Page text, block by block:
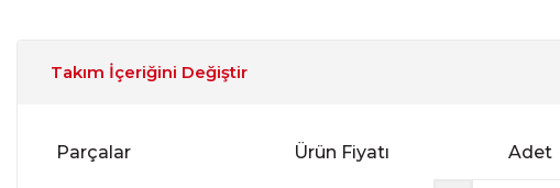
Takım İçeriğini Değiştir
Parçalar Ürün Fiyatı Adet